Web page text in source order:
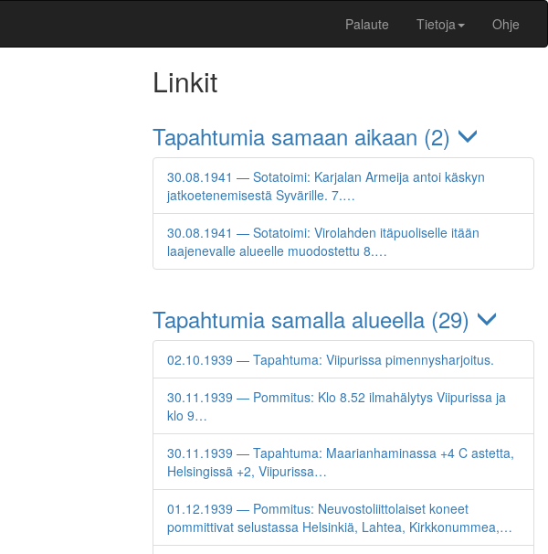
Palaute Tietoja Ohje
Linkit
Tapahtumia samaan aikaan (2)
30.08.1941 — Sotatoimi: Karjalan Armeija antoi käskyn
jatkoetenemisestä Syvärille. 7.…
30.08.1941 — Sotatoimi: Virolahden itäpuoliselle itään
laajenevalle alueelle muodostettu 8.…
Tapahtumia samalla alueella (29)
02.10.1939 — Tapahtuma: Viipurissa pimennysharjoitus.
30.11.1939 — Pommitus: Klo 8.52 ilmahälytys Viipurissa ja
klo 9…
30.11.1939 — Tapahtuma: Maarianhaminassa +4 C astetta,
Helsingissä +2, Viipurissa…
01.12.1939 — Pommitus: Neuvostoliittolaiset koneet
pommittivat selustassa Helsinkiä, Lahtea, Kirkkonummea,…